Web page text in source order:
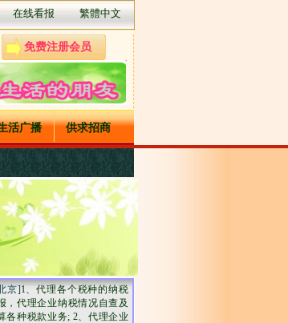
在线看报 繁體中文
免费注册会员
活广播 供求招商
京]1、代理各个税种的纳税
，代理企业纳税情况自查及
各种税款业务; 2、代理企业